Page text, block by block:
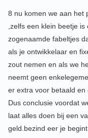
8 nu komen we aan het
,zelfs een klein beetje
zogenaamde fabeltjes
als je ontwikkelaar en
zout nemen en als we
neemt geen
er extra voor betaald en
Dus conclusie voordat
laat alles doen bij een
geld.bezind eer je